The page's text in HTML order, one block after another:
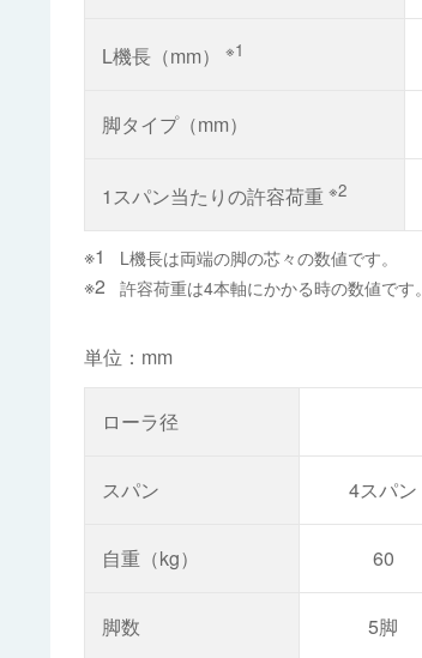
L機長（mm） ※1
脚タイプ（mm）
1スパン当たりの許容荷重 ※2
L機長は両端の脚の芯々の数値です。
許容荷重は4本軸にかかる時の数値です。
単位：mm
ローラ径
スパン 4スパン
自重（kg） 60
脚数 5脚